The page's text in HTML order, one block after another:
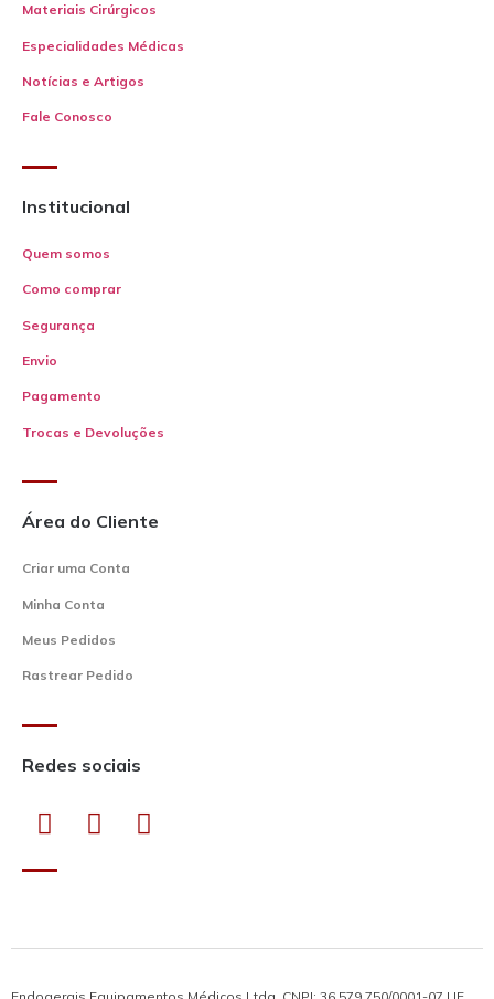
Materiais Cirúrgicos
Especialidades Médicas
Notícias e Artigos
Fale Conosco
Institucional
Quem somos
Como comprar
Segurança
Envio
Pagamento
Trocas e Devoluções
Área do Cliente
Criar uma Conta
Minha Conta
Meus Pedidos
Rastrear Pedido
Redes sociais